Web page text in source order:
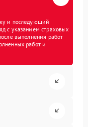
и последующий
с указанием страховых
выполнения работ
работ и